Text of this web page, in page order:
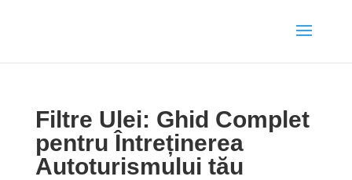
Filtre Ulei: Ghid Complet
pentru Întreținerea
Autoturismului tău